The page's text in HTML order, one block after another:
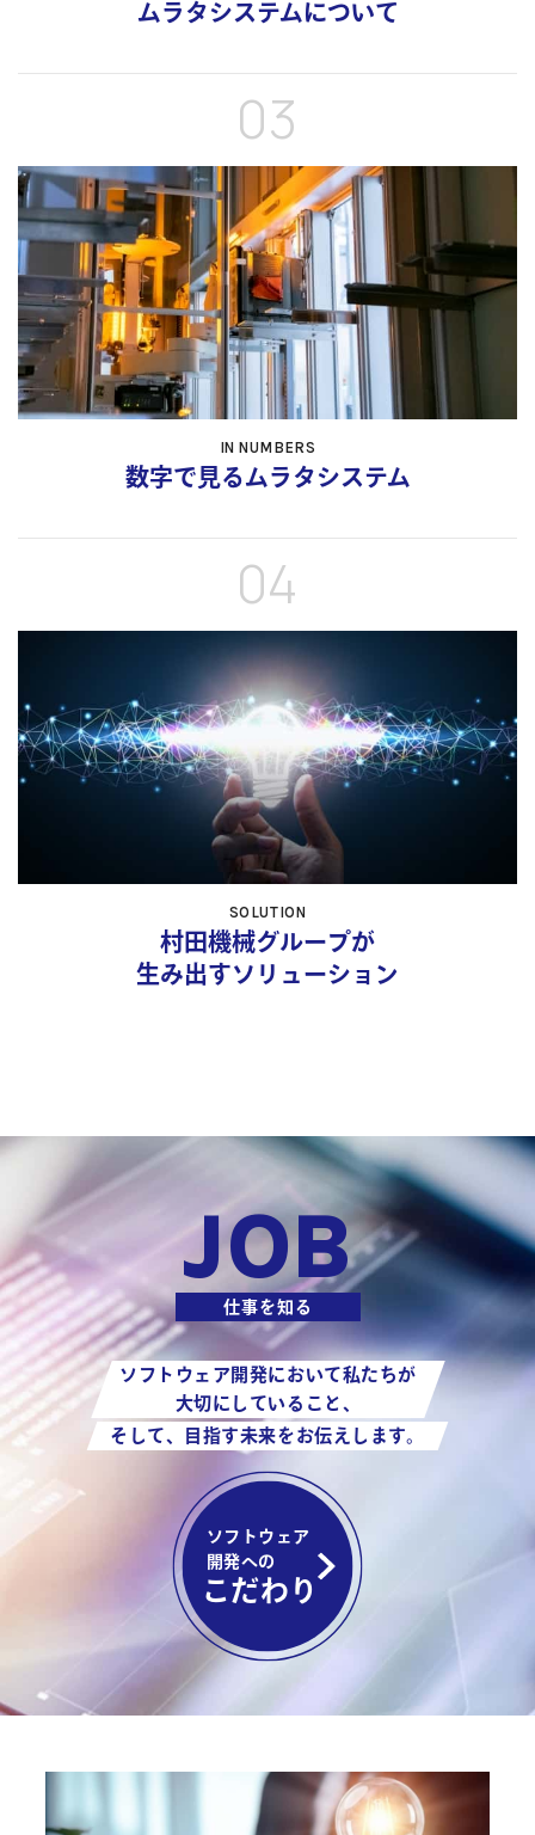
ムラタシステムについて
03
IN NUMBERS
数字で見る ムラタシステム
04
SOLUTION
村田機械グループが
生み出すソリューション
JOB
仕事を知る
ソフトウェア開発において私たちが
大切にしていること、
そして、目指す未来をお伝えします。
ソフトウェア
開発への
こだわり